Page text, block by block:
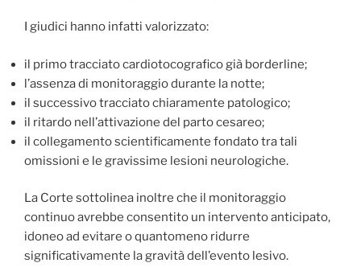
I giudici hanno infatti valorizzato:
il primo tracciato cardiotocografico già borderline;
l’assenza di monitoraggio durante la notte;
il successivo tracciato chiaramente patologico;
il ritardo nell’attivazione del parto cesareo;
il collegamento scientificamente fondato tra tali
omissioni e le gravissime lesioni neurologiche.
La Corte sottolinea inoltre che il monitoraggio
continuo avrebbe consentito un intervento anticipato,
idoneo ad evitare o quantomeno ridurre
significativamente la gravità dell’evento lesivo.